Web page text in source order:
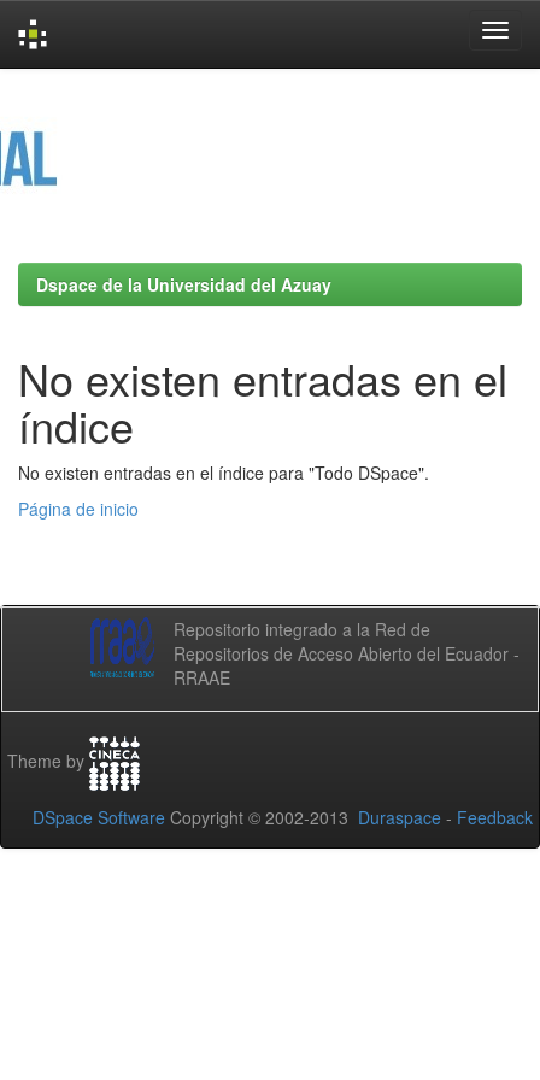
Dspace de la Universidad del Azuay
No existen entradas en el
índice
No existen entradas en el índice para "Todo DSpace".
Página de inicio
Repositorio integrado a la Red de
Repositorios de Acceso Abierto del Ecuador -
RRAAE
Theme by
DSpace Software Copyright © 2002-2013 Duraspace - Feedback